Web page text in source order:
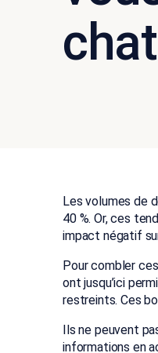
Les volumes de
40 %. Or, ces
impact négatif
Pour combler
ont jusqu’ici
restreints. Ces
Ils ne peuvent
informations en